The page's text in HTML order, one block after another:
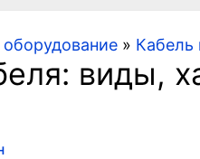
» Кабель
виды,